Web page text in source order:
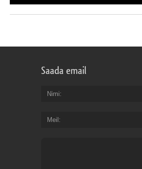
Saada email
Nimi
Meil